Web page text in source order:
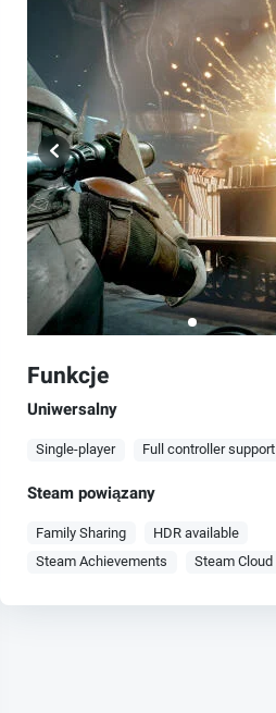
Funkcje
Uniwersalny
Single-player Full controller support
Steam powiązany
Family Sharing
HDR available
Steam Achievements
Steam Cloud